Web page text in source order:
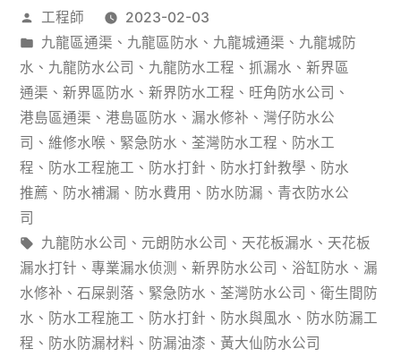
漏】
商
場
電
梯
廳
設
計
各
區
作
者：
工程師
2023-02-03
分
類：
九龍區通渠 、 九龍區防水 、 九龍城通渠 、 九龍城防
水 、 九龍防水公司 、 九龍防水工程 、 抓漏水 、 新界區
通渠 、 新界區防水 、 新界防水工程 、 旺角防水公司 、
港島區通渠 、 港島區防水 、 漏水修补 、 灣仔防水公
司 、 維修水喉 、 緊急防水 、 荃灣防水工程 、 防水工
程 、 防水工程施工 、 防水打針 、 防水打針教學 、 防水
推薦 、 防水補漏 、 防水費用 、 防水防漏 、 青衣防水公
司
標
籤:
九龍防水公司 、 元朗防水公司 、 天花板漏水 、 天花板
漏水打针 、 專業漏水侦测 、 新界防水公司 、 浴缸防水 、 漏
水修补 、 石屎剝落 、 緊急防水 、 荃灣防水公司 、 衛生間防
水 、 防水工程施工 、 防水打針 、 防水與風水 、 防水防漏工
程 、 防水防漏材料 、 防漏油漆 、 黃大仙防水公司